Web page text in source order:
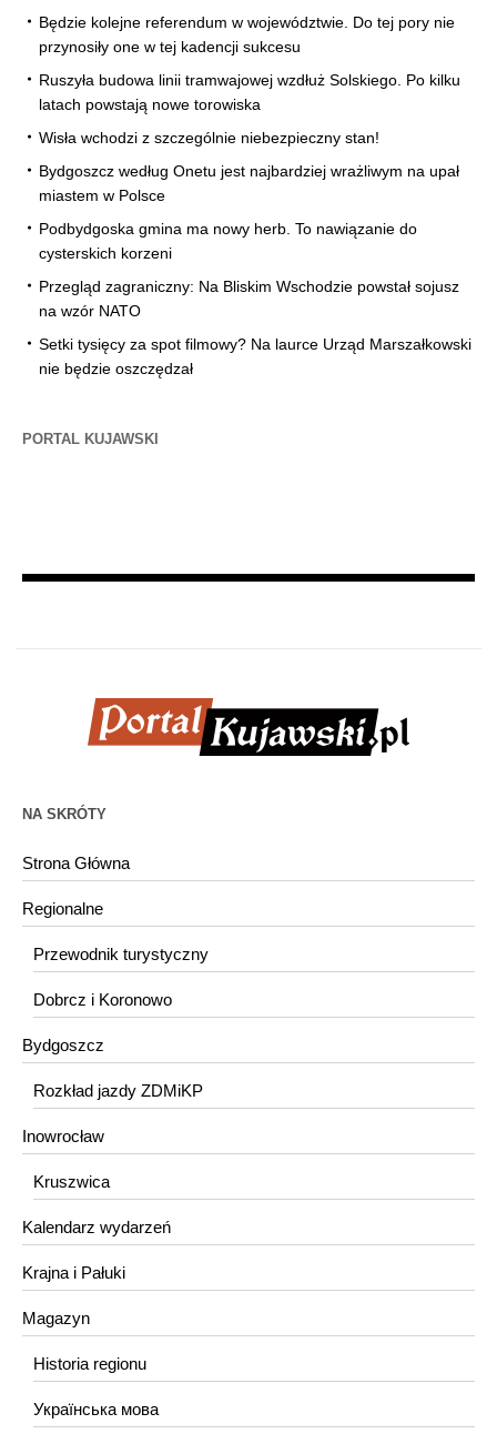
Będzie kolejne referendum w województwie. Do tej pory nie
przynosiły one w tej kadencji sukcesu
Ruszyła budowa linii tramwajowej wzdłuż Solskiego. Po kilku
latach powstają nowe torowiska
Wisła wchodzi z szczególnie niebezpieczny stan!
Bydgoszcz według Onetu jest najbardziej wrażliwym na upał
miastem w Polsce
Podbydgoska gmina ma nowy herb. To nawiązanie do
cysterskich korzeni
Przegląd zagraniczny: Na Bliskim Wschodzie powstał sojusz
na wzór NATO
Setki tysięcy za spot filmowy? Na laurce Urząd Marszałkowski
nie będzie oszczędzał
PORTAL KUJAWSKI
NA SKRÓTY
Strona Główna
Regionalne
Przewodnik turystyczny
Dobrcz i Koronowo
Bydgoszcz
Rozkład jazdy ZDMiKP
Inowrocław
Kruszwica
Kalendarz wydarzeń
Krajna i Pałuki
Magazyn
Historia regionu
Українська мова